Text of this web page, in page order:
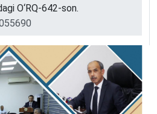
O‘RQ-642-son.